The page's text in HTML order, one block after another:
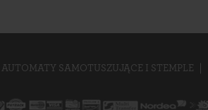
AUTOMATY SAMOTUSZUJĄCE I STEMPLE